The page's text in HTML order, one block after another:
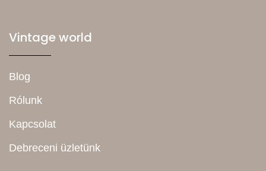
Vintage world
Blog
Rólunk
Kapcsolat
Debreceni üzletünk